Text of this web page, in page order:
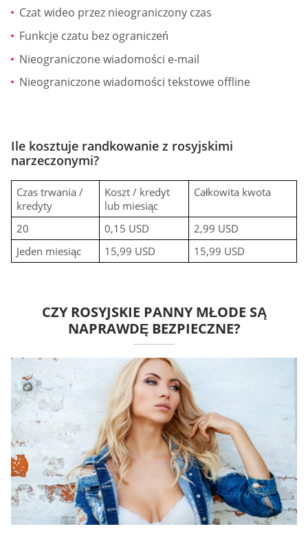
Czat wideo przez nieograniczony czas
Funkcje czatu bez ograniczeń
Nieograniczone wiadomości e-mail
Nieograniczone wiadomości tekstowe offline
Ile kosztuje randkowanie z rosyjskimi
narzeczonymi?
Czas trwania /
kredyty
Koszt / kredyt
lub miesiąc
Całkowita kwota
20 0,15 USD
2,99 USD
Jeden miesiąc
15,99 USD 15,99 USD
CZY ROSYJSKIE PANNY MŁODE SĄ
NAPRAWDĘ BEZPIECZNE?